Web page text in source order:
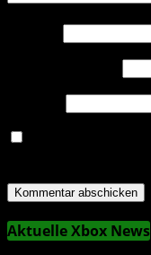
Aktuelle Xbox News